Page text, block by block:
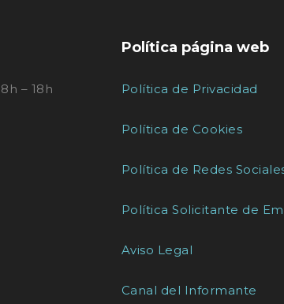
– 18h
Política página web
Política de Privacidad
Política de Cookies
Política de Redes
Política Solicitante de
Aviso Legal
Canal del Informante